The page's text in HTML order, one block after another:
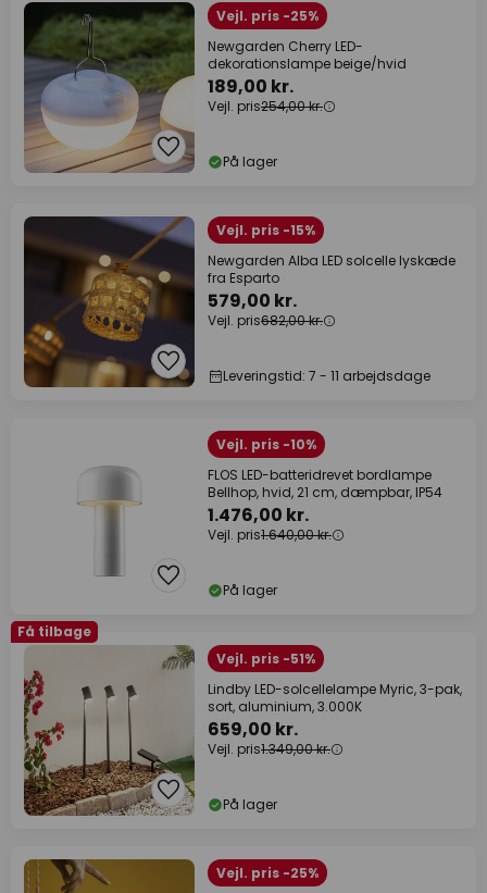
Vejl. pris -25%
Newgarden Cherry LED-
dekorationslampe beige/hvid
189,00 kr.
Vejl. pris254,00 kr.
På lager
Vejl. pris -15%
Newgarden Alba LED solcelle lyskæde
fra Esparto
579,00 kr.
Vejl. pris682,00 kr.
Leveringstid: 7 - 11 arbejdsdage
Vejl. pris -10%
FLOS LED-batteridrevet bordlampe
Bellhop, hvid, 21 cm, dæmpbar, IP54
1.476,00 kr.
Vejl. pris1.640,00 kr.
På lager
Få tilbage
Vejl. pris -51%
Lindby LED-solcellelampe Myric, 3-pak,
sort, aluminium, 3.000K
659,00 kr.
Vejl. pris1.349,00 kr.
På lager
Vejl. pris -25%